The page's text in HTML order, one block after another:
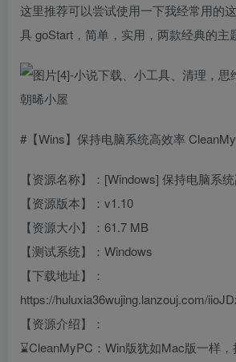
这里推荐可以尝试使用一下我经常用的
具 goStart，简单，实用，两款经典的主
#【Wins】保持电脑系统高效率
【资源名称】：[Windows] 保持电脑系
【资源版本】：v1.10
【资源大小】：61.7 MB
【测试系统】：Windows
【下载地址】：
https://huluxia36wujing.lanzouj.com/
【资源介绍】：
⌛CleanMyPC：Win版犹如Mac版一样